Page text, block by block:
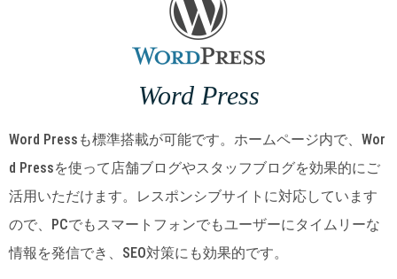
Word Press
Word Pressも標準搭載が可能です。ホームページ内で、Wor
d Pressを使って店舗ブログやスタッフブログを効果的にご
活用いただけます。レスポンシブサイトに対応しています
ので、PCでもスマートフォンでもユーザーにタイムリーな
情報を発信でき、SEO対策にも効果的です。